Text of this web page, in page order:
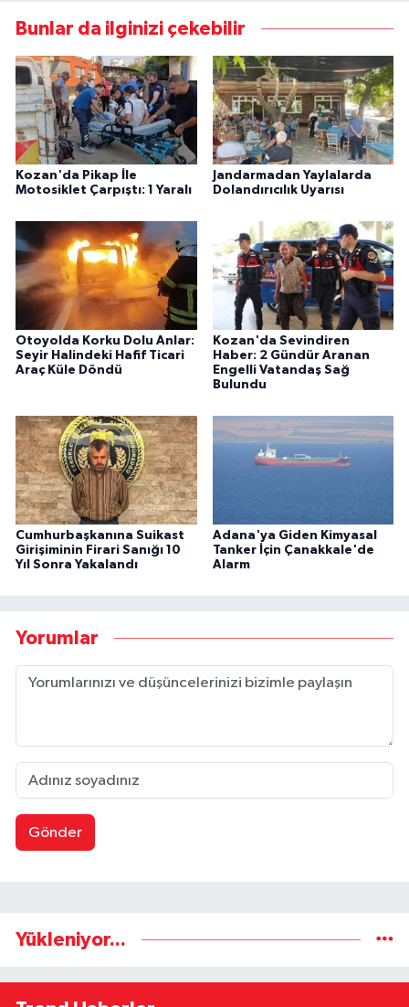
Bunlar da ilginizi çekebilir
Kozan'da Pikap İle
Motosiklet Çarpıştı: 1 Yaralı
Jandarmadan Yaylalarda
Dolandırıcılık Uyarısı
Otoyolda Korku Dolu Anlar:
Seyir Halindeki Hafif Ticari
Araç Küle Döndü
Kozan'da Sevindiren
Haber: 2 Gündür Aranan
Engelli Vatandaş Sağ
Bulundu
Cumhurbaşkanına Suikast
Girişiminin Firari Sanığı 10
Yıl Sonra Yakalandı
Adana'ya Giden Kimyasal
Tanker İçin Çanakkale'de
Alarm
Yorumlar
Gönder
Yükleniyor...